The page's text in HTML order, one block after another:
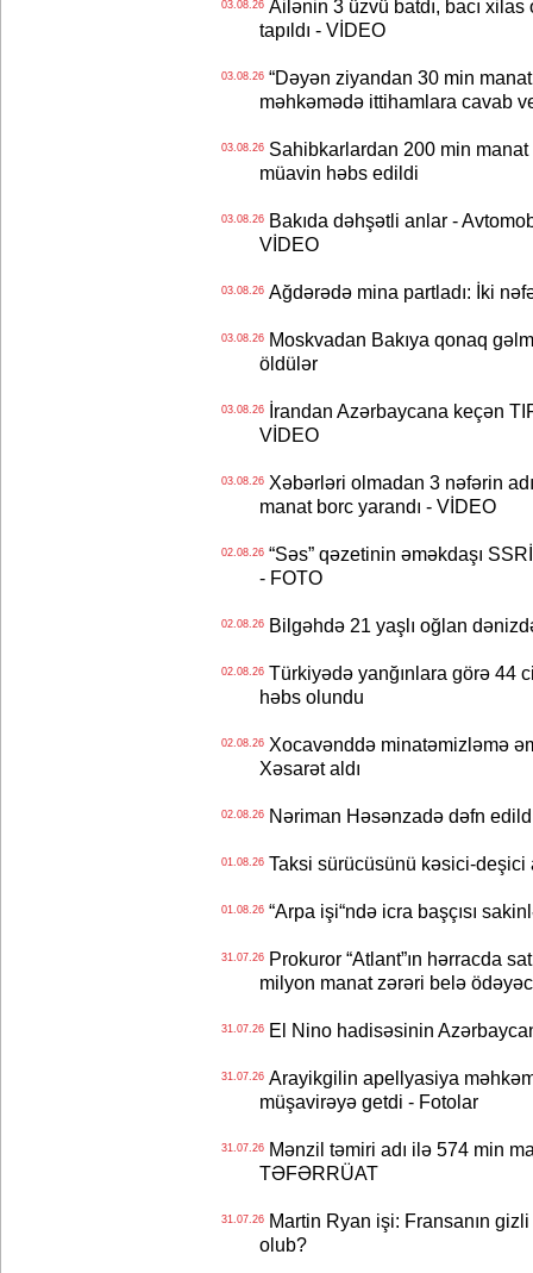
03.08.26Ailənin 3 üzvü batdı, bacı xilas
tapıldı - VİDEO
03.08.26“Dəyən ziyandan 30 min
məhkəmədə ittihamlara cavab
03.08.26Sahibkarlardan 200 min manat
müavin həbs edildi
03.08.26Bakıda dəhşətli anlar -
VİDEO
03.08.26Ağdərədə mina partladı: İki
03.08.26Moskvadan Bakıya qonaq
öldülər
03.08.26İrandan Azərbaycana keçən
VİDEO
03.08.26Xəbərləri olmadan 3 nəfərin
manat borc yarandı - VİDEO
02.08.26“Səs” qəzetinin əməkdaşı
- FOTO
02.08.26Bilgəhdə 21 yaşlı oğlan
02.08.26Türkiyədə yanğınlara görə 44
həbs olundu
02.08.26Xocavənddə minatəmizləmə
Xəsarət aldı
02.08.26Nəriman Həsənzadə dəfn
01.08.26Taksi sürücüsünü kəsici-deşici
01.08.26“Arpa işi“ndə icra başçısı
31.07.26Prokuror “Atlant”ın hərracda
milyon manat zərəri belə
31.07.26El Nino hadisəsinin
31.07.26Arayikgilin apellyasiya
müşavirəyə getdi - Fotolar
31.07.26Mənzil təmiri adı ilə 574 min
TƏFƏRRÜAT
31.07.26Martin Ryan işi: Fransanın gizli
olub?